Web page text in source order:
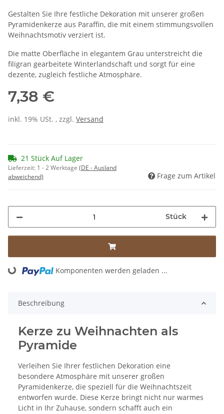
Gestalten Sie Ihre festliche Dekoration mit unserer großen
Pyramidenkerze aus Paraffin, die mit einem stimmungsvollen
Weihnachtsmotiv verziert ist.
Die matte Oberfläche in elegantem Grau unterstreicht die
filigran gearbeitete Winterlandschaft und sorgt für eine
dezente, zugleich festliche Atmosphäre.
7,38 €
inkl. 19% USt. , zzgl. Versand
21 Stück Auf Lager
Lieferzeit: 1 - 2 Werktage (DE - Ausland
abweichend)
Frage zum Artikel
Stück
Loading... Komponenten werden geladen ...
Beschreibung
Kerze zu Weihnachten als
Pyramide
Verleihen Sie Ihrer festlichen Dekoration eine
besondere Atmosphäre mit unserer großen
Pyramidenkerze, die speziell für die Weihnachtszeit
entworfen wurde. Diese Kerze bringt nicht nur warmes
Licht in Ihr Zuhause, sondern schafft auch ein